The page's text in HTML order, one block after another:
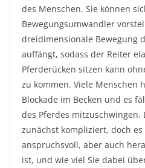
des Menschen. Sie können
Bewegungsumwandler
dreidimensionale Bewegung
auffängt, sodass der Reiter
Pferderücken sitzen kann
zu kommen. Viele Menschen
Blockade im Becken und es
des Pferdes mitzuschwingen.
zunächst kompliziert, doch
anspruchsvoll, aber auch
ist, und wie viel Sie dabei